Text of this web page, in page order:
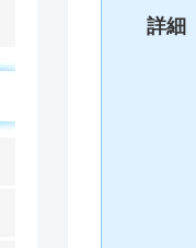
詳細